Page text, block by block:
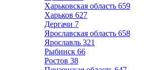
Харьковская область 659
Харьков 627
Дергачи 7
Ярославская область 658
Ярославль 321
Рыбинск 66
Ростов 38